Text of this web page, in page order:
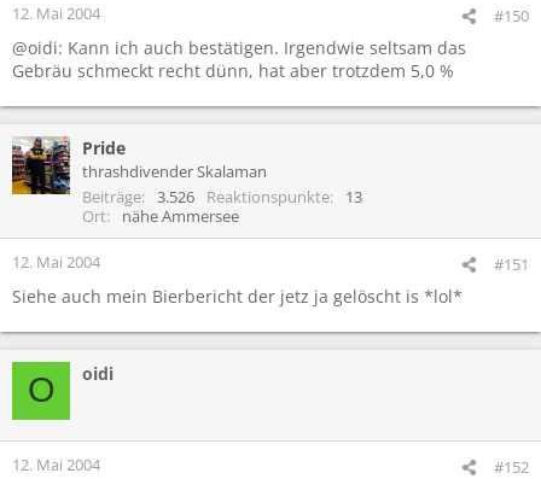
12. Mai 2004 #150
@oidi: Kann ich auch bestätigen. Irgendwie seltsam das
Gebräu schmeckt recht dünn, hat aber trotzdem 5,0 %
Pride
thrashdivender Skalaman
Beiträge
3.526 Reaktionspunkte
13
Ort
nähe Ammersee
12. Mai 2004 #151
Siehe auch mein Bierbericht der jetz ja gelöscht is *lol*
O oidi
12. Mai 2004 #152